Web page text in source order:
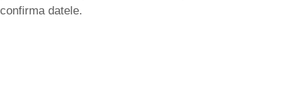
confirma datele.